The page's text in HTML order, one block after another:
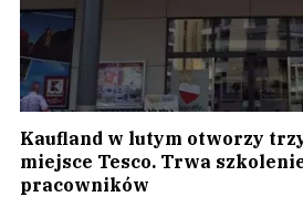
Kaufland w lutym otworzy
miejsce Tesco. Trwa
pracowników